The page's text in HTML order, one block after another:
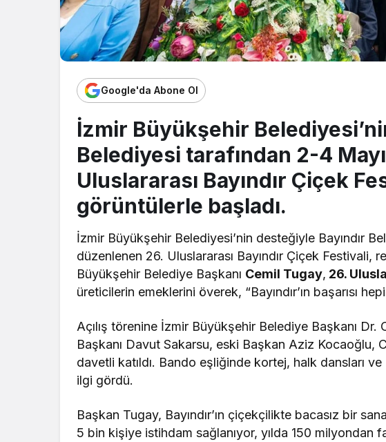
Google'da Abone Ol
İzmir Büyükşehir
Belediyesi tarafından 2-4
Uluslararası Bayındır Çiçek
görüntülerle başladı.
İzmir Büyükşehir Belediyesi’nin desteğiyle Bayındır
düzenlenen 26. Uluslararası Bayındır Çiçek Festivali,
Büyükşehir Belediye Başkanı Cemil Tugay, 26.
üreticilerin emeklerini överek, “Bayındır’ın başarısı
Açılış törenine İzmir Büyükşehir Belediye Başkanı Dr.
Başkanı Davut Sakarsu, eski Başkan Aziz Kocaoğlu,
davetli katıldı. Bando eşliğinde kortej, halk dansları
ilgi gördü.
Başkan Tugay, Bayındır’ın çiçekçilikte bacasız bir
5 bin kişiye istihdam sağlanıyor, yılda 150 milyondan